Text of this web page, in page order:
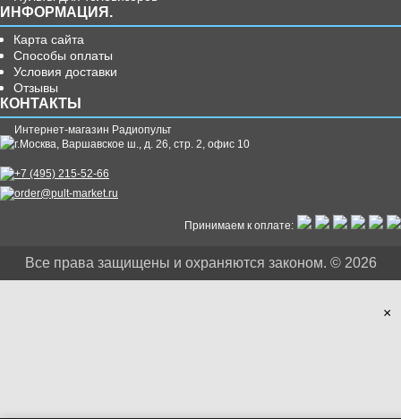
ИНФОРМАЦИЯ.
Карта сайта
Способы оплаты
Условия доставки
Отзывы
КОНТАКТЫ
Интернет-магазин Радиопульт
г.Москва, Варшавское ш., д. 26, стр. 2, офис 10
+7 (495) 215-52-66
order@pult-market.ru
Принимаем к оплате:
Все права защищены и охраняются законом. © 2026
×